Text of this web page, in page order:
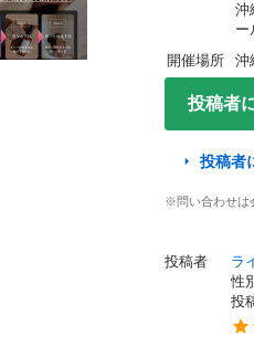
沖
ー
開催場所
沖
投稿者
投稿者
※問い合わせは
投稿者
ラ
性
投